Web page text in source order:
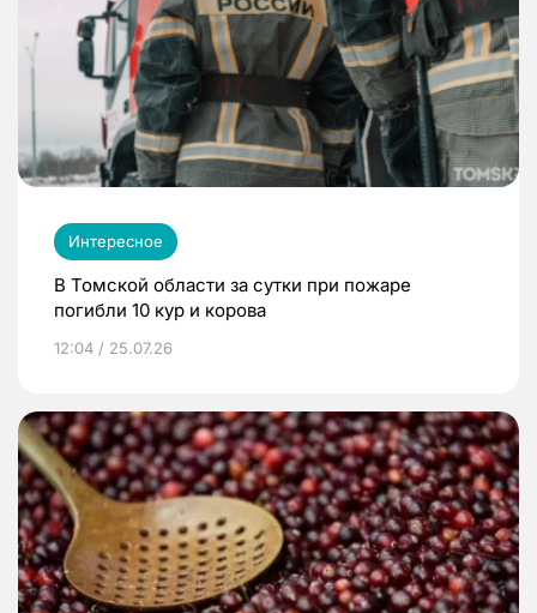
Интересное
В Томской области за сутки при пожаре
погибли 10 кур и корова
12:04 / 25.07.26